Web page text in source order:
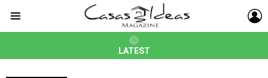
LATEST